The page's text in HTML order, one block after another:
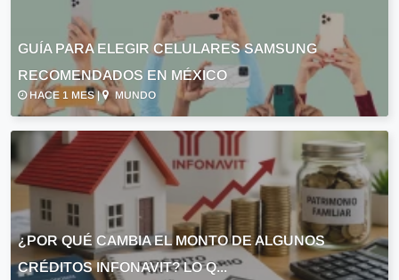
GUÍA PARA ELEGIR CELULARES SAMSUNG
RECOMENDADOS EN MÉXICO
HACE 1 MES | MUNDO
¿POR QUÉ CAMBIA EL MONTO DE ALGUNOS
CRÉDITOS INFONAVIT? LO Q...